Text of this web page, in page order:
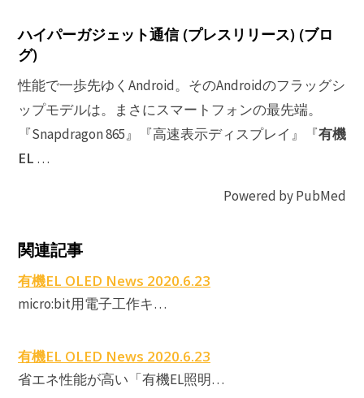
ハイパーガジェット通信 (プレスリリース) (ブロ
グ)
性能で一歩先ゆくAndroid。そのAndroidのフラッグシ
ップモデルは。まさにスマートフォンの最先端。
『Snapdragon 865』『高速表示ディスプレイ』『有機
EL …
Powered by PubMed
関連記事
有機EL OLED News 2020.6.23
micro:bit用電子工作キ…
有機EL OLED News 2020.6.23
省エネ性能が高い「有機EL照明…